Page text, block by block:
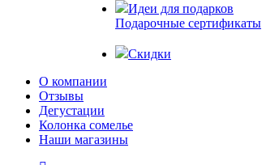
Идеи для подарков
Подарочные сертификаты
Скидки
О компании
Отзывы
Дегустации
Колонка сомелье
Наши магазины